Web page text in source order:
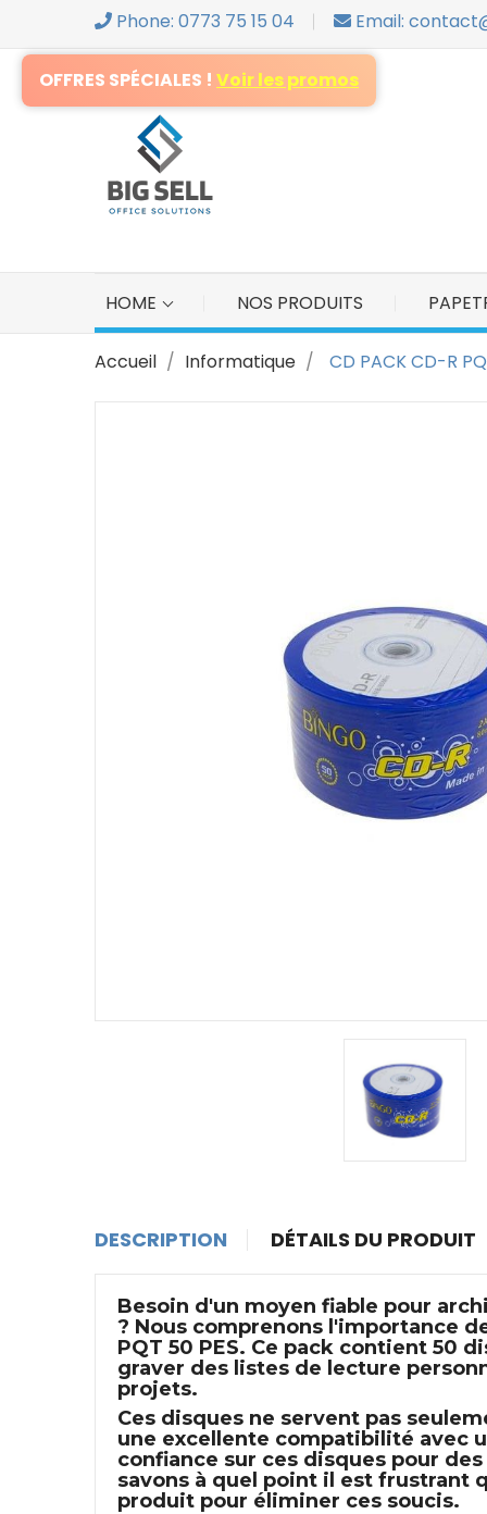
Phone: 0773 75 15 04 Email:
OFFRES SPÉCIALES ! Voir les promos
HOME NOS PRODUITS
Accueil Informatique CD PACK CD-R
DESCRIPTION DÉTAILS DU PRODUIT
Besoin d'un moyen fiable pour
? Nous comprenons l'importance
PQT 50 PES. Ce pack contient 50
graver des listes de lecture
projets.
Ces disques ne servent pas
une excellente compatibilité avec
confiance sur ces disques pour
savons à quel point il est frustrant
produit pour éliminer ces soucis.